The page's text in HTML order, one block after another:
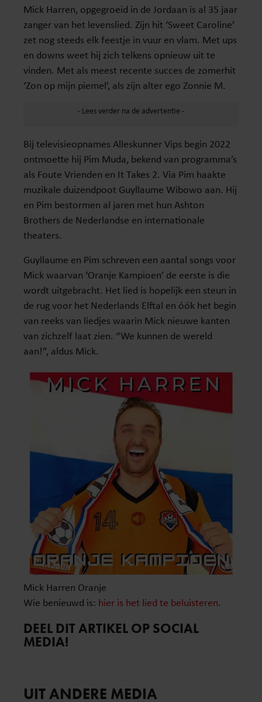
Mick Harren, opgegroeid in de Jordaan is al 35 jaar
zanger van het levenslied. Zijn hit ‘Sweet Caroline’
zet nog steeds elk feestje in vuur en vlam. Met ups
en downs weet hij zich telkens opnieuw uit te
vinden. Met als meest recente succes de zomerhit
‘Zon op mijn piemel’, als zijn alter ego Zonnie M.
Bij televisieopnames Alleskunner Vips begin 2022
ontmoette hij Pim Muda, bekend van programma’s
als Foute Vrienden en It Takes 2. Via Pim haakte
muzikale duizendpoot Guyllaume Wibowo aan. Hij
en Pim bestormen al jaren met hun Ashton
Brothers de Nederlandse en internationale
theaters.
Guyllaume en Pim schreven een aantal songs voor
Mick waarvan ‘Oranje Kampioen’ de eerste is die
wordt uitgebracht. Het lied is hopelijk een steun in
de rug voor het Nederlands Elftal en óók het begin
van reeks van liedjes waarin Mick nieuwe kanten
van zichzelf laat zien. “We kunnen de wereld
aan!”, aldus Mick.
Mick Harren Oranje
Wie benieuwd is: hier is het lied te beluisteren.
DEEL DIT ARTIKEL OP SOCIAL
MEDIA!
UIT ANDERE MEDIA